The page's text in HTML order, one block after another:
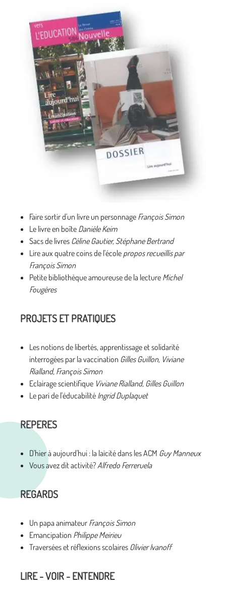
Faire sortir d'un livre un personnage François Simon
Le livre en boîte Danièle Keim
Sacs de livres Céline Gautier, Stéphane Bertrand
Lire aux quatre coins de l'école propos recueillis par
François Simon
Petite bibliothèque amoureuse de la lecture Michel
Fougères
PROJETS ET PRATIQUES
Les notions de libertés, apprentissage et solidarité
interrogées par la vaccination Gilles Guillon, Viviane
Rialland, François Simon
Eclairage scientifique Viviane Rialland, Gilles Guillon
Le pari de l'éducabilité Ingrid Duplaquet
REPERES
D'hier à aujourd'hui : la laïcité dans les ACM Guy Manneux
Vous avez dit activité? Alfredo Ferreruela
REGARDS
Un papa animateur François Simon
Emancipation Philippe Meirieu
Traversées et réflexions scolaires Olivier Ivanoff
LIRE - VOIR - ENTENDRE